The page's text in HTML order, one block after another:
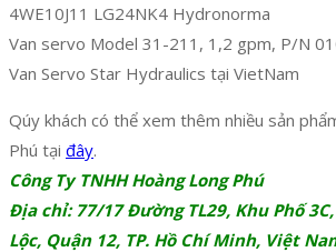
4WE10J11 LG24NK4 Hydronorma
Van servo Model 31-211, 1,2 gpm, P/N
Van Servo Star Hydraulics tại VietNam
Qúy khách có thể xem thêm nhiều sản
Phú tại đây.
Công Ty TNHH Hoàng Long Phú
Địa chỉ: 77/17 Đường TL29, Khu Phố
Lộc, Quận 12, TP. Hồ Chí Minh, Việt